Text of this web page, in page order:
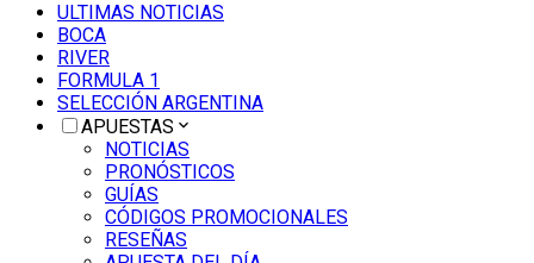
ULTIMAS NOTICIAS
BOCA
RIVER
FORMULA 1
SELECCIÓN ARGENTINA
APUESTAS
NOTICIAS
PRONÓSTICOS
GUÍAS
CÓDIGOS PROMOCIONALES
RESEÑAS